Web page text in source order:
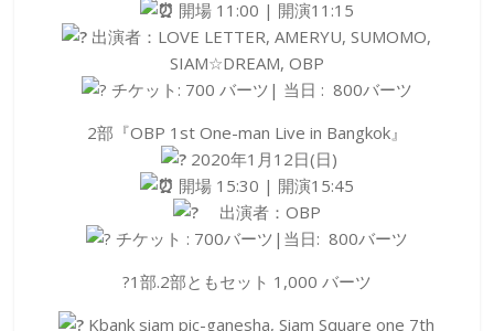
開場 11:00 | 開演11:15
出演者：LOVE LETTER, AMERYU, SUMOMO,
SIAM☆DREAM, OBP
チケット: 700 バーツ| 当日 : 800バーツ
2部『OBP 1st One-man Live in Bangkok』
2020年1月12日(日)
開場 15:30 | 開演15:45
出演者：OBP
チケット : 700バーツ|当日: 800バーツ
?1部.2部ともセット 1,000 バーツ
Kbank siam pic-ganesha, Siam Square one 7th